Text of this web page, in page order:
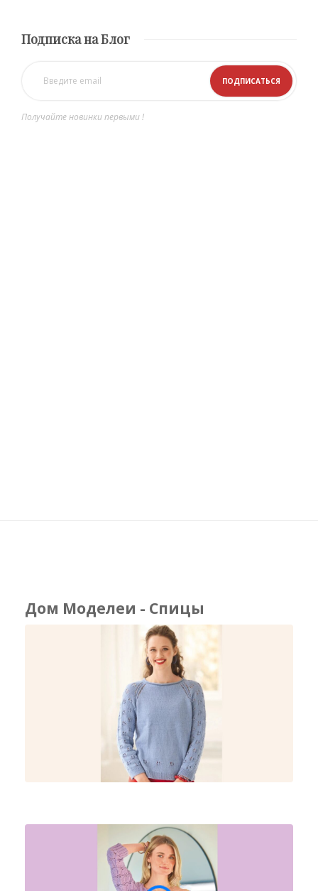
Подписка на Блог
Получайте новинки первыми !
Дом Моделеи - Спицы